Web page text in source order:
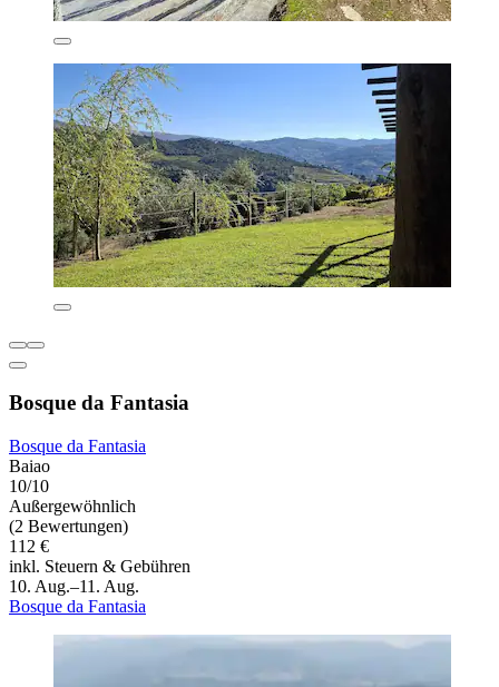
Bosque da Fantasia
Bosque da Fantasia
Baiao
10/10
Außergewöhnlich
(2 Bewertungen)
112 €
inkl. Steuern & Gebühren
10. Aug.–11. Aug.
Bosque da Fantasia